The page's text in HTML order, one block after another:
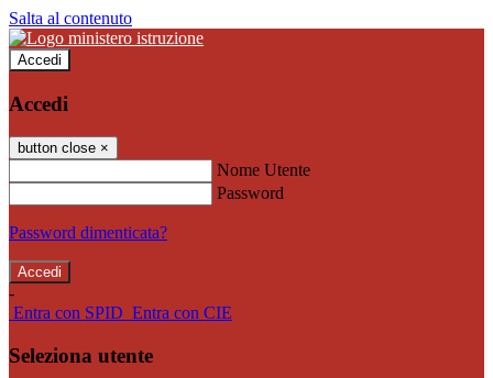
Salta al contenuto
Accedi
Accedi
button close ×
Nome Utente
Password
Password dimenticata?
-
Entra con SPID Entra con CIE
Seleziona utente